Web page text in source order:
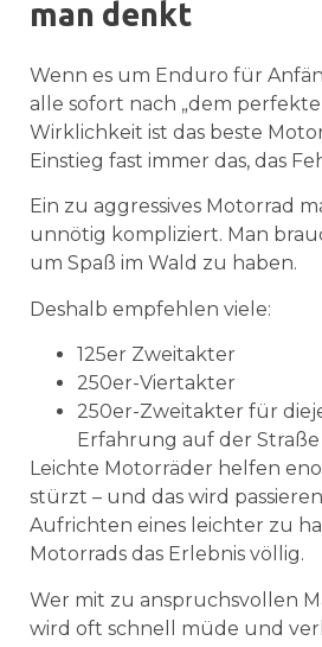
man denkt
Wenn es um Enduro für
alle sofort nach „dem
Wirklichkeit ist das beste
Einstieg fast immer das, das
Ein zu aggressives Motorrad
unnötig kompliziert. Man
um Spaß im Wald zu haben.
Deshalb empfehlen viele:
125er Zweitakter
250er-Viertakter
250er-Zweitakter für
Erfahrung auf der
Leichte Motorräder helfen
stürzt – und das wird
Aufrichten eines leichter zu
Motorrads das Erlebnis völlig.
Wer mit zu anspruchsvollen
wird oft schnell müde und